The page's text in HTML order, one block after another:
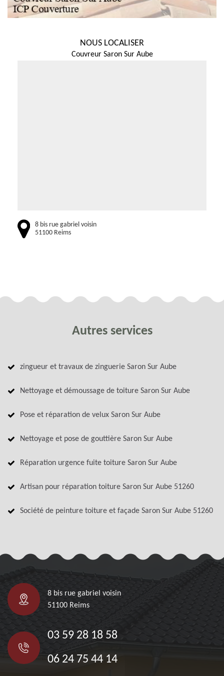
NOUS LOCALISER
Couvreur Saron Sur Aube
8 bis rue gabriel voisin
51100 Reims
Autres services
zingueur et travaux de zinguerie Saron Sur Aube
Nettoyage et démoussage de toiture Saron Sur Aube
Pose et réparation de velux Saron Sur Aube
Nettoyage et pose de gouttière Saron Sur Aube
Réparation urgence fuite toiture Saron Sur Aube
Artisan pour réparation toiture Saron Sur Aube 51260
Société de peinture toiture et façade Saron Sur Aube 51260
8 bis rue gabriel voisin
51100 Reims
03 59 28 18 58
06 24 75 44 14